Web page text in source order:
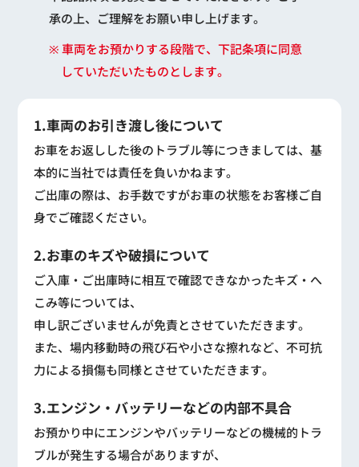
承の上、ご理解をお願い申し上げます。
※ 車両をお預かりする段階で、下記条項に同意
していただいたものとします。
1.車両のお引き渡し後について
お車をお返しした後のトラブル等につきましては、基
本的に当社では責任を負いかねます。
ご出庫の際は、お手数ですがお車の状態をお客様ご自
身でご確認ください。
2.お車のキズや破損について
ご入庫・ご出庫時に相互で確認できなかったキズ・へ
こみ等については、
申し訳ございませんが免責とさせていただきます。
また、場内移動時の飛び石や小さな擦れなど、不可抗
力による損傷も同様とさせていただきます。
3.エンジン・バッテリーなどの内部不具合
お預かり中にエンジンやバッテリーなどの機械的トラ
ブルが発生する場合がありますが、